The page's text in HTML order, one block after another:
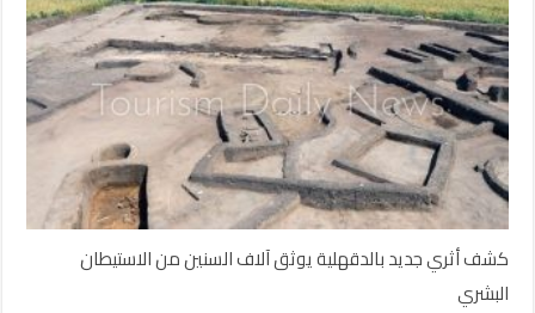
كشف أثري جديد بالدقهلية يوثق آلاف السنين من الاستيطان
البشري